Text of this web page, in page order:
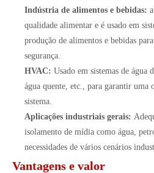
Indústria de alimentos e bebidas:
qualidade alimentar e é usado em
produção de alimentos e bebidas
segurança.
HVAC: Usado em sistemas de água
água quente, etc., para garantir uma
sistema.
Aplicações industriais gerais:
isolamento de mídia como água,
necessidades de vários cenários
Vantagens e valor